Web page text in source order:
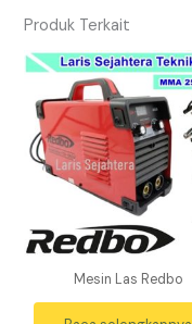
Produk Terkait
Mesin Las Redbo